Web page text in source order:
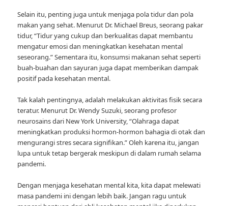
Selain itu, penting juga untuk menjaga pola tidur dan pola
makan yang sehat. Menurut Dr. Michael Breus, seorang pakar
tidur, “Tidur yang cukup dan berkualitas dapat membantu
mengatur emosi dan meningkatkan kesehatan mental
seseorang.” Sementara itu, konsumsi makanan sehat seperti
buah-buahan dan sayuran juga dapat memberikan dampak
positif pada kesehatan mental.
Tak kalah pentingnya, adalah melakukan aktivitas fisik secara
teratur. Menurut Dr. Wendy Suzuki, seorang profesor
neurosains dari New York University, “Olahraga dapat
meningkatkan produksi hormon-hormon bahagia di otak dan
mengurangi stres secara signifikan.” Oleh karena itu, jangan
lupa untuk tetap bergerak meskipun di dalam rumah selama
pandemi.
Dengan menjaga kesehatan mental kita, kita dapat melewati
masa pandemi ini dengan lebih baik. Jangan ragu untuk